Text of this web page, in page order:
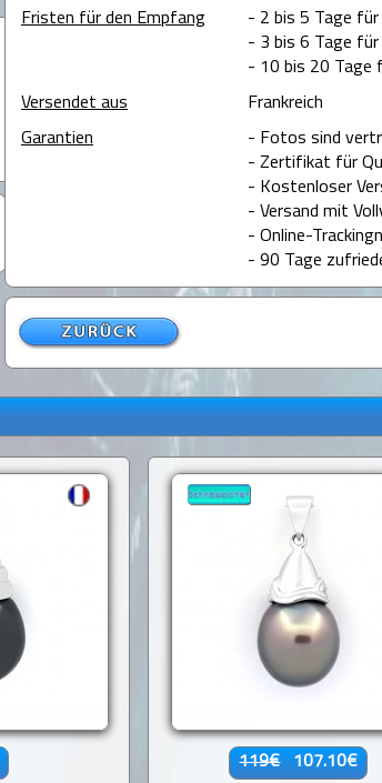
Fristen für den Empfang
- 2 bis 5 Tage
- 3 bis 6 Tage für
- 10 bis 20 Tage
Versendet aus
Frankreich
Garantien
- Fotos sind
- Zertifikat für
- Kostenloser
- Versand mit
- Online-
- 90 Tage
119€ 107.10€